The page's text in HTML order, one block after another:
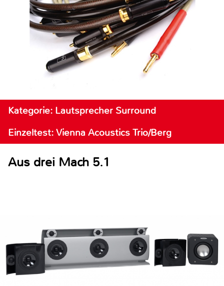
Kategorie: Lautsprecher Surround
Einzeltest: Vienna Acoustics Trio/Berg
Aus drei Mach 5.1